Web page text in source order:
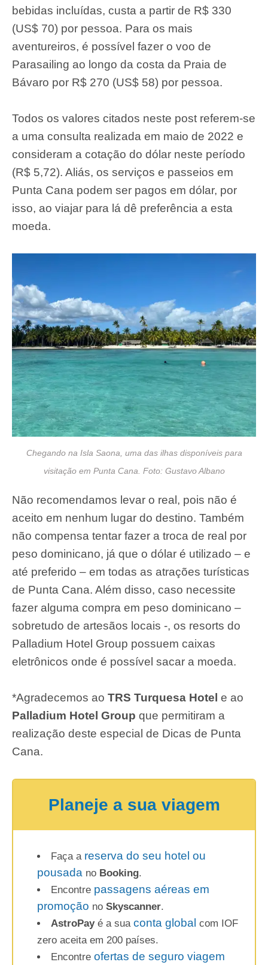
bebidas incluídas, custa a partir de R$ 330
(US$ 70) por pessoa. Para os mais
aventureiros, é possível fazer o voo de
Parasailing ao longo da costa da Praia de
Bávaro por R$ 270 (US$ 58) por pessoa.
Todos os valores citados neste post referem-se
a uma consulta realizada em maio de 2022 e
consideram a cotação do dólar neste período
(R$ 5,72). Aliás, os serviços e passeios em
Punta Cana podem ser pagos em dólar, por
isso, ao viajar para lá dê preferência a esta
moeda.
Chegando na Isla Saona, uma das ilhas disponíveis para
visitação em Punta Cana. Foto: Gustavo Albano
Não recomendamos levar o real, pois não é
aceito em nenhum lugar do destino. Também
não compensa tentar fazer a troca de real por
peso dominicano, já que o dólar é utilizado – e
até preferido – em todas as atrações turísticas
de Punta Cana. Além disso, caso necessite
fazer alguma compra em peso dominicano –
sobretudo de artesãos locais -, os resorts do
Palladium Hotel Group possuem caixas
eletrônicos onde é possível sacar a moeda.
*Agradecemos ao TRS Turquesa Hotel e ao
Palladium Hotel Group que permitiram a
realização deste especial de Dicas de Punta
Cana.
Planeje a sua viagem
Faça a reserva do seu hotel ou
pousada no Booking.
Encontre passagens aéreas em
promoção no Skyscanner.
AstroPayé a sua conta global com IOF
zero aceita em 200 países.
Encontre ofertas de seguro viagem